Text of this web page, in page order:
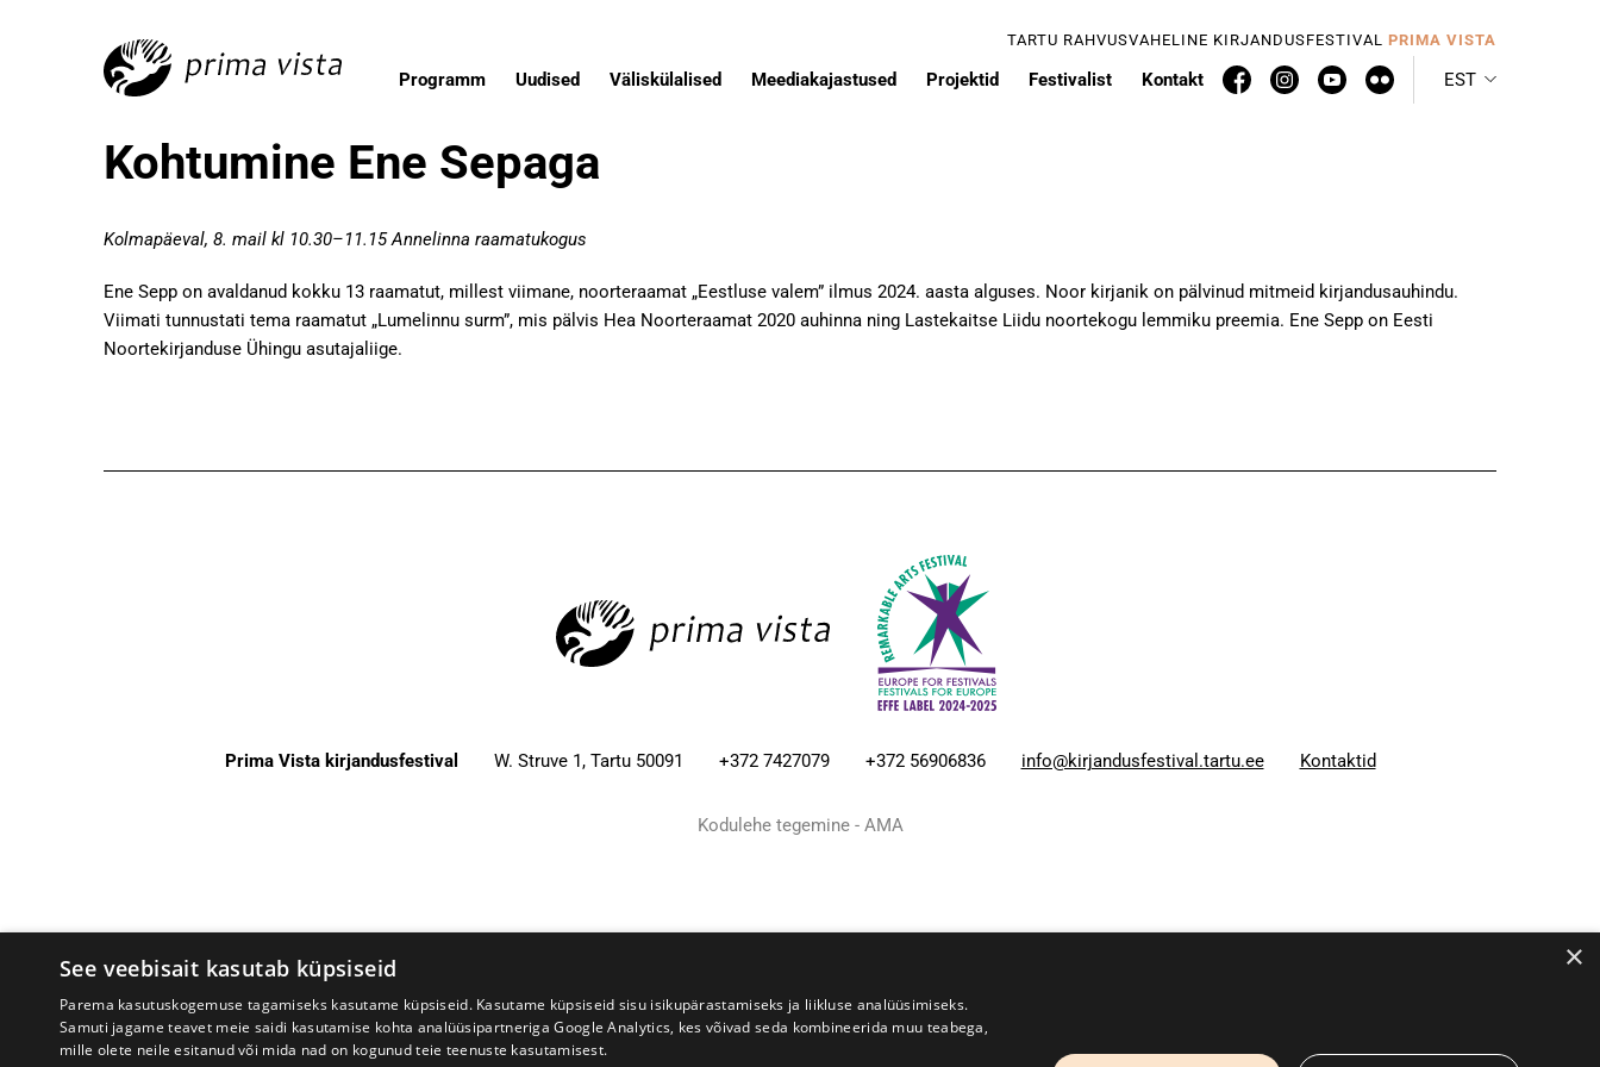
TARTU RAHVUSVAHELINE KIRJANDUSFESTIVAL PRIMA VISTA
Programm Uudised Väliskülalised Meediakajastused Projektid Festivalist Kontakt EST
Kohtumine Ene Sepaga
Kolmapäeval, 8. mail kl 10.30–11.15 Annelinna raamatukogus
Ene Sepp on avaldanud kokku 13 raamatut, millest viimane, noorteraamat „Eestluse valem” ilmus 2024. aasta alguses. Noor kirjanik on pälvinud mitmeid kirjandusauhindu.
Viimati tunnustati tema raamatut „Lumelinnu surm”, mis pälvis Hea Noorteraamat 2020 auhinna ning Lastekaitse Liidu noortekogu lemmiku preemia. Ene Sepp on Eesti
Noortekirjanduse Ühingu asutajaliige.
Prima Vista kirjandusfestival W. Struve 1, Tartu 50091 +372 7427079 +372 56906836 info@kirjandusfestival.tartu.ee Kontaktid
Kodulehe tegemine - AMA
×
See veebisait kasutab küpsiseid
Parema kasutuskogemuse tagamiseks kasutame küpsiseid. Kasutame küpsiseid sisu isikupärastamiseks ja liikluse analüüsimiseks.
Samuti jagame teavet meie saidi kasutamise kohta analüüsipartneriga Google Analytics, kes võivad seda kombineerida muu teabega,
mille olete neile esitanud või mida nad on kogunud teie teenuste kasutamisest.